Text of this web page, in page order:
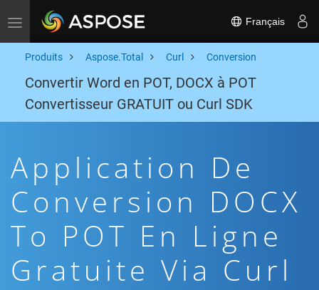
Toggle navigation Français
Produits Aspose.Total Curl Conversion
Convertir Word en POT, DOCX à POT
Convertisseur GRATUIT ou Curl SDK
Application De
Conversion DOCX
To POT En Ligne
Gratuite Via Curl